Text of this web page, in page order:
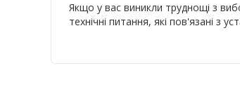
Якщо у вас виникли труднощі з
технічні питання, які пов'язані